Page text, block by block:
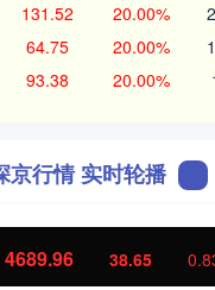
131.52 20.00%
64.75 20.00%
93.38 20.00%
京行情 实时轮播
4689.96 38.65